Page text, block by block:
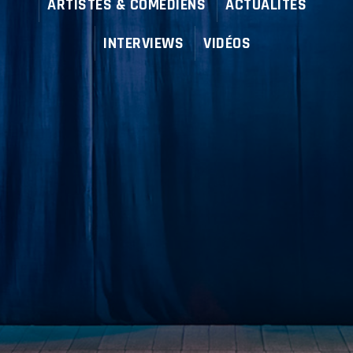
ARTISTES & COMÉDIENS ACTUALITÉS
INTERVIEWS VIDÉOS